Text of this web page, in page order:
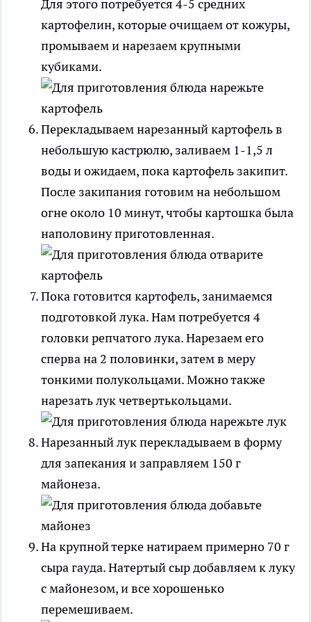
Для этого потребуется 4-5 средних
картофелин, которые очищаем от кожуры,
промываем и нарезаем крупными
кубиками.
Перекладываем нарезанный картофель в
небольшую кастрюлю, заливаем 1-1,5 л
воды и ожидаем, пока картофель закипит.
После закипания готовим на небольшом
огне около 10 минут, чтобы картошка была
наполовину приготовленная.
Пока готовится картофель, занимаемся
подготовкой лука. Нам потребуется 4
головки репчатого лука. Нарезаем его
сперва на 2 половинки, затем в меру
тонкими полукольцами. Можно также
нарезать лук четвертькольцами.
Нарезанный лук перекладываем в форму
для запекания и заправляем 150 г
майонеза.
На крупной терке натираем примерно 70 г
сыра гауда. Натертый сыр добавляем к луку
с майонезом, и все хорошенько
перемешиваем.